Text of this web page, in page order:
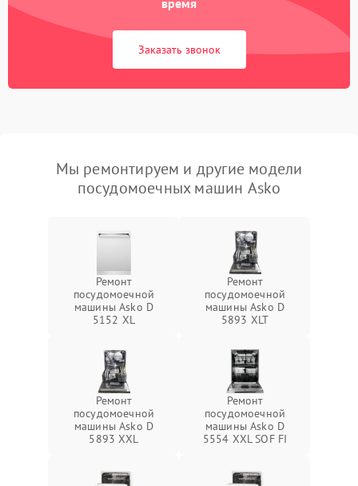
Заказать звонок
Мы ремонтируем и другие модели
посудомоечных машин Asko
Ремонт
посудомоечной
машины Asko D
5152 XL
Ремонт
посудомоечной
машины Asko D
5893 XLT
Ремонт
посудомоечной
машины Asko D
5893 XXL
Ремонт
посудомоечной
машины Asko D
5554 XXL SOF FI